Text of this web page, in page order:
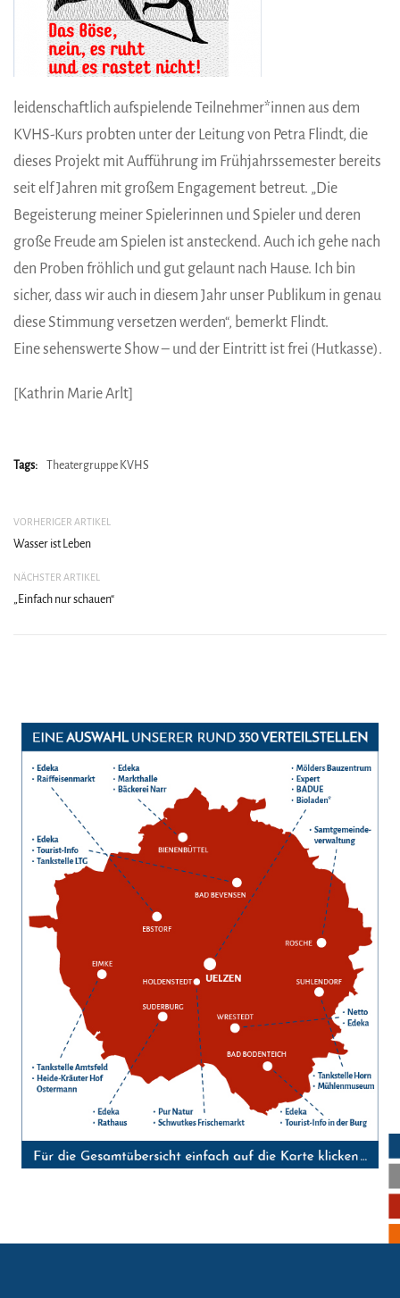
leidenschaftlich aufspielende Teilnehmer*innen aus dem
KVHS-Kurs probten unter der Leitung von Petra Flindt, die
dieses Projekt mit Aufführung im Frühjahrssemester bereits
seit elf Jahren mit großem Engagement betreut. „Die
Begeisterung meiner Spielerinnen und Spieler und deren
große Freude am Spielen ist ansteckend. Auch ich gehe nach
den Proben fröhlich und gut gelaunt nach Hause. Ich bin
sicher, dass wir auch in diesem Jahr unser Publikum in genau
diese Stimmung versetzen werden“, bemerkt Flindt.
Eine sehenswerte Show – und der Eintritt ist frei (Hutkasse).
[Kathrin Marie Arlt]
Tags: Theatergruppe KVHS
VORHERIGER ARTIKEL
Wasser ist Leben
NÄCHSTER ARTIKEL
„Einfach nur schauen“